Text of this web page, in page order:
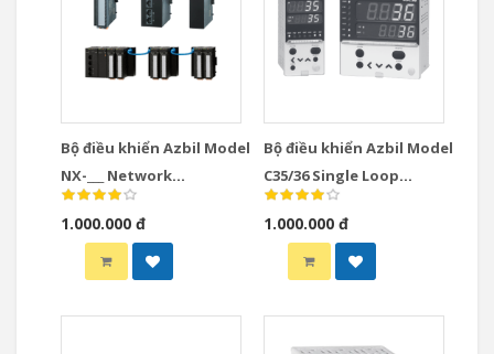
Bộ điều khiển Azbil Model
NX-___ Network
Instrumentation
Modules Controllers
1.000.000 đ
Bộ điều khiển Azbil Model
C35/36 Single Loop
Controllers
1.000.000 đ